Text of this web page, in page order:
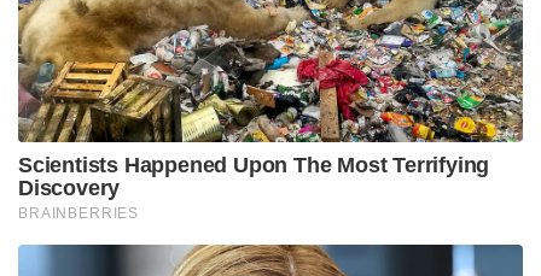
Scientists Happened Upon The Most Terrifying
Discovery
BRAINBERRIES